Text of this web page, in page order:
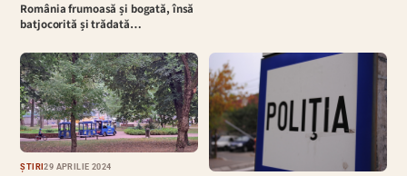
România frumoasă și bogată, însă
batjocorită și trădată…
ȘTIRI29 APRILIE 2024